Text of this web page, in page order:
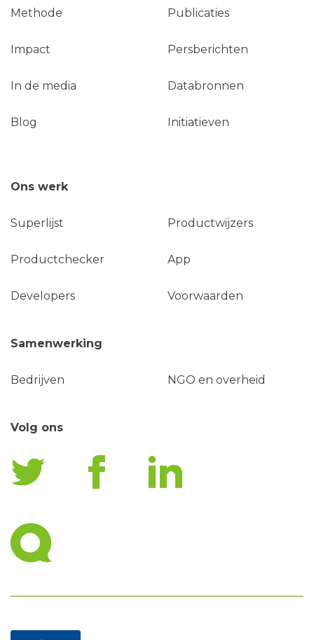
Methode Publicaties
Impact Persberichten
In de media Databronnen
Blog Initiatieven
Ons werk
Superlijst Productwijzers
Productchecker App
Developers Voorwaarden
Samenwerking
Bedrijven NGO en overheid
Volg ons